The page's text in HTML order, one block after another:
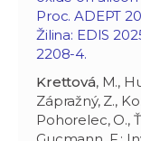
Proc. ADEPT
Žilina: EDIS
2208-4.
Krettová, M.,
Zápražný, Z.,
Pohorelec, O.,